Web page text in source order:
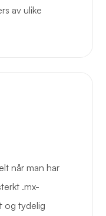
av ulike
når man har
.mx-
og tydelig